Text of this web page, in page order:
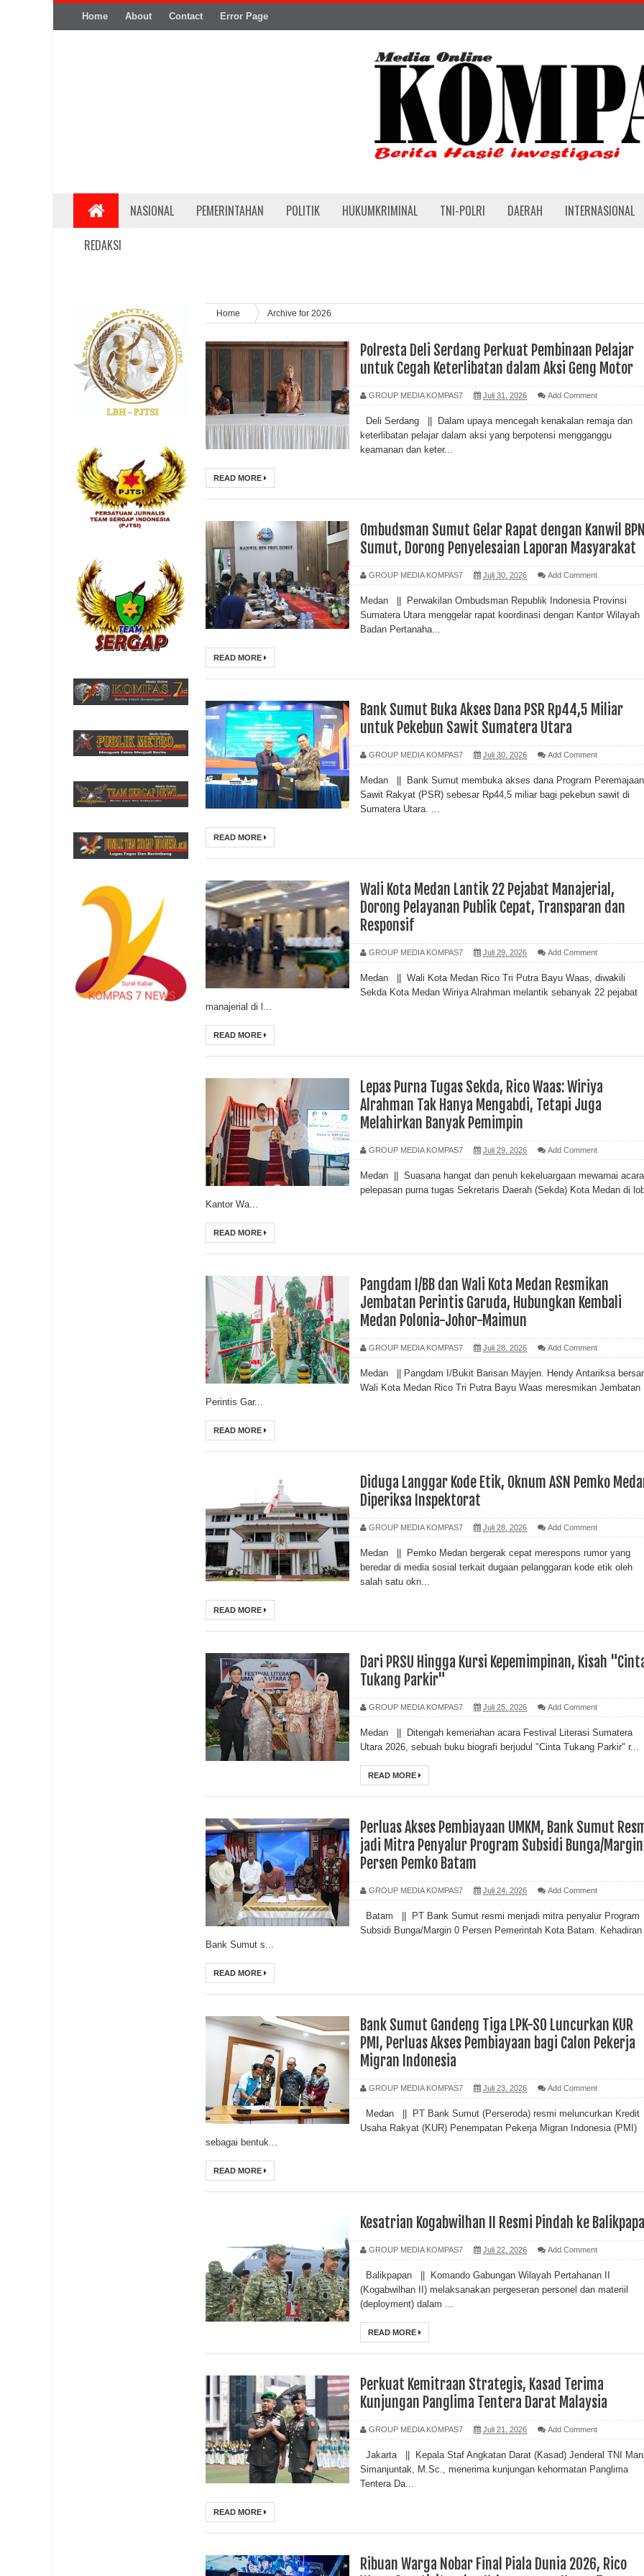
Home About Contact Error Page
NASIONAL PEMERINTAHAN POLITIK HUKUMKRIMINAL TNI-POLRI DAERAH
INTERNASIONAL
REDAKSI
Home Archive for 2026
Polresta Deli Serdang Perkuat Pembinaan Pelajar
untuk Cegah Keterlibatan dalam Aksi Geng Motor
GROUP MEDIA KOMPAS7 Juli 31, 2026 Add Comment
Deli Serdang || Dalam upaya mencegah kenakalan remaja dan
keterlibatan pelajar dalam aksi yang berpotensi mengganggu
keamanan dan keter...
READ MORE
Ombudsman Sumut Gelar Rapat dengan Kanwil
Sumut, Dorong Penyelesaian Laporan Masyarakat
GROUP MEDIA KOMPAS7 Juli 30, 2026 Add Comment
Medan || Perwakilan Ombudsman Republik Indonesia Provinsi
Sumatera Utara menggelar rapat koordinasi dengan Kantor Wilayah
Badan Pertanaha...
READ MORE
Bank Sumut Buka Akses Dana PSR Rp44,5 Miliar
untuk Pekebun Sawit Sumatera Utara
GROUP MEDIA KOMPAS7 Juli 30, 2026 Add Comment
Medan || Bank Sumut membuka akses dana Program Peremajaan
Sawit Rakyat (PSR) sebesar Rp44,5 miliar bagi pekebun sawit di
Sumatera Utara. ...
READ MORE
Wali Kota Medan Lantik 22 Pejabat Manajerial,
Dorong Pelayanan Publik Cepat, Transparan dan
Responsif
GROUP MEDIA KOMPAS7 Juli 29, 2026 Add Comment
Medan || Wali Kota Medan Rico Tri Putra Bayu Waas, diwakili
Sekda Kota Medan Wiriya Alrahman melantik sebanyak 22 pejabat
manajerial di l...
READ MORE
Lepas Purna Tugas Sekda, Rico Waas: Wiriya
Alrahman Tak Hanya Mengabdi, Tetapi Juga
Melahirkan Banyak Pemimpin
GROUP MEDIA KOMPAS7 Juli 29, 2026 Add Comment
Medan || Suasana hangat dan penuh kekeluargaan mewarnai acara
pelepasan purna tugas Sekretaris Daerah (Sekda) Kota Medan di
Kantor Wa...
READ MORE
Pangdam I/BB dan Wali Kota Medan Resmikan
Jembatan Perintis Garuda, Hubungkan Kembali
Medan Polonia-Johor-Maimun
GROUP MEDIA KOMPAS7 Juli 28, 2026 Add Comment
Medan || Pangdam I/Bukit Barisan Mayjen. Hendy Antariksa
Wali Kota Medan Rico Tri Putra Bayu Waas meresmikan Jembatan
Perintis Gar...
READ MORE
Diduga Langgar Kode Etik, Oknum ASN Pemko
Diperiksa Inspektorat
GROUP MEDIA KOMPAS7 Juli 28, 2026 Add Comment
Medan || Pemko Medan bergerak cepat merespons rumor yang
beredar di media sosial terkait dugaan pelanggaran kode etik oleh
salah satu okn...
READ MORE
Dari PRSU Hingga Kursi Kepemimpinan, Kisah
Tukang Parkir"
GROUP MEDIA KOMPAS7 Juli 25, 2026 Add Comment
Medan || Ditengah kemeriahan acara Festival Literasi Sumatera
Utara 2026, sebuah buku biografi berjudul "Cinta Tukang Parkir" r...
READ MORE
Perluas Akses Pembiayaan UMKM, Bank Sumut
jadi Mitra Penyalur Program Subsidi Bunga/
Persen Pemko Batam
GROUP MEDIA KOMPAS7 Juli 24, 2026 Add Comment
Batam || PT Bank Sumut resmi menjadi mitra penyalur Program
Subsidi Bunga/Margin 0 Persen Pemerintah Kota Batam. Kehadiran
Bank Sumut s...
READ MORE
Bank Sumut Gandeng Tiga LPK-SO Luncurkan KUR
PMI, Perluas Akses Pembiayaan bagi Calon Pekerja
Migran Indonesia
GROUP MEDIA KOMPAS7 Juli 23, 2026 Add Comment
Medan || PT Bank Sumut (Perseroda) resmi meluncurkan Kredit
Usaha Rakyat (KUR) Penempatan Pekerja Migran Indonesia (PMI)
sebagai bentuk...
READ MORE
Kesatrian Kogabwilhan II Resmi Pindah ke
GROUP MEDIA KOMPAS7 Juli 22, 2026 Add Comment
Balikpapan || Komando Gabungan Wilayah Pertahanan II
(Kogabwilhan II) melaksanakan pergeseran personel dan materiil
(deployment) dalam ...
READ MORE
Perkuat Kemitraan Strategis, Kasad Terima
Kunjungan Panglima Tentera Darat Malaysia
GROUP MEDIA KOMPAS7 Juli 21, 2026 Add Comment
Jakarta || Kepala Staf Angkatan Darat (Kasad) Jenderal TNI
Simanjuntak, M.Sc., menerima kunjungan kehormatan Panglima
Tentera Da...
READ MORE
Ribuan Warga Nobar Final Piala Dunia 2026, Rico